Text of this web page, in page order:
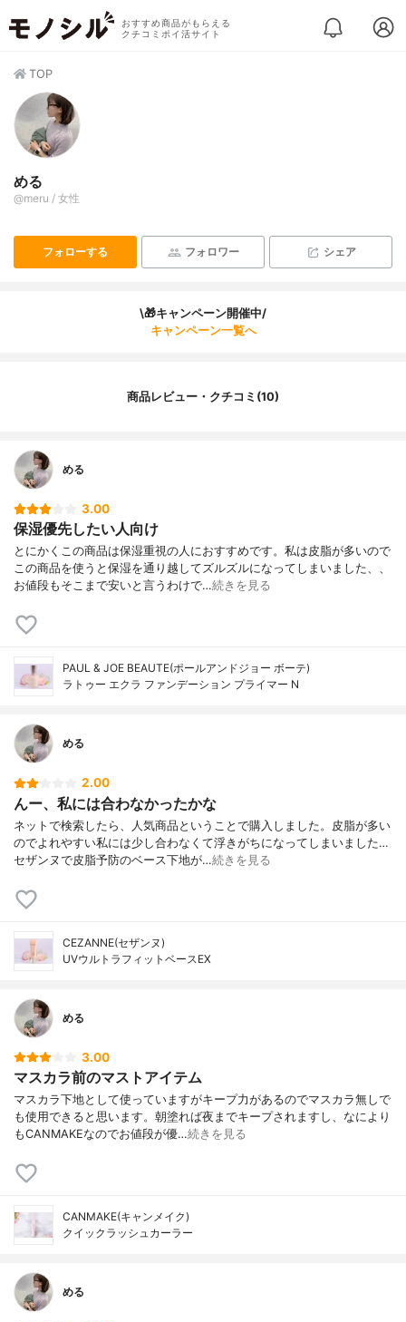
おすすめ商品がもらえる
クチコミポイ活サイト
TOP
める
@meru / 女性
フォローする フォロワー シェア
\🎁キャンペーン開催中/
キャンペーン一覧へ
商品レビュー・クチコミ(10)
める
3.00
保湿優先したい人向け
とにかくこの商品は保湿重視の人におすすめです。私は皮脂が多いので
この商品を使うと保湿を通り越してズルズルになってしまいました、、
お値段もそこまで安いと言うわけで…続きを見る
PAUL & JOE BEAUTE(ポールアンドジョー ボーテ)
ラトゥー エクラ ファンデーション プライマー N
める
2.00
んー、私には合わなかったかな
ネットで検索したら、人気商品ということで購入しました。皮脂が多い
のでよれやすい私には少し合わなくて浮きがちになってしまいました…
セザンヌで皮脂予防のベース下地が…続きを見る
CEZANNE(セザンヌ)
UVウルトラフィットベースEX
める
3.00
マスカラ前のマストアイテム
マスカラ下地として使っていますがキープ力があるのでマスカラ無しで
も使用できると思います。朝塗れば夜までキープされますし、なにより
もCANMAKEなのでお値段が優…続きを見る
CANMAKE(キャンメイク)
クイックラッシュカーラー
める